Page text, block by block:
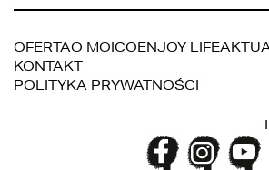
OFERTAO MOICOENJOY LIFE
KONTAKT
POLITYKA PRYWATNOŚCI